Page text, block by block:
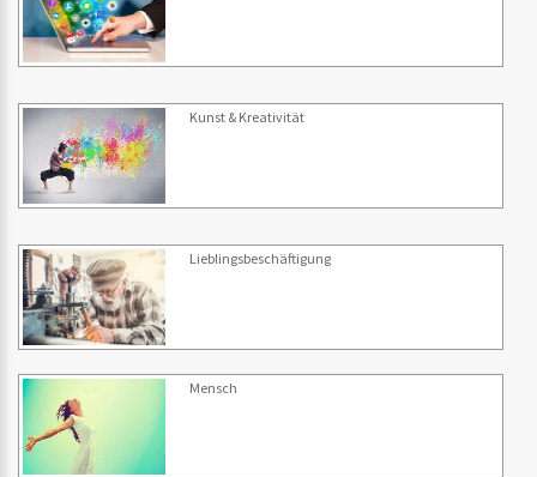
Kunst & Kreativität
Lieblingsbeschäftigung
Mensch